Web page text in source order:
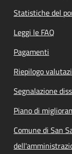
Statistiche del
Leggi le FAQ
Pagamenti
Riepilogo
Segnalazione
Piano di
Comune di San